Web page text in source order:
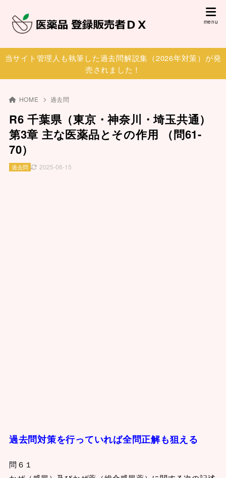
当サイト管理人も執筆した過去問解説集（2026年対策）が発
売されました！
HOME 過去問
R6 千葉県（東京・神奈川・埼玉共通）
第3章 主な医薬品とその作用 （問61-
70）
2025-06-15
過去問
過去問対策を行っていれば全問正解も狙える
問６１